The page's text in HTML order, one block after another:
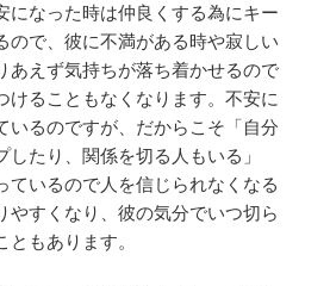
になった時は仲良くする為にキー
ので、彼に不満がある時や寂しい
あえず気持ちが落ち着かせるので
けることもなくなります。不安に
いるのですが、だからこそ「自分
たり、関係を切る人もいる」
ているので人を信じられなくなる
やすくなり、彼の気分でいつ切ら
もあります。